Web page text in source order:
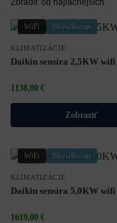
WiFi ShowRoom
KLIMATIZÁCIE
Daikin sensira 2,5KW wifi
1138,00 €
Zobraziť
WiFi ShowRoom
KLIMATIZÁCIE
Daikin sensira 5,0KW wifi
1619,00 €